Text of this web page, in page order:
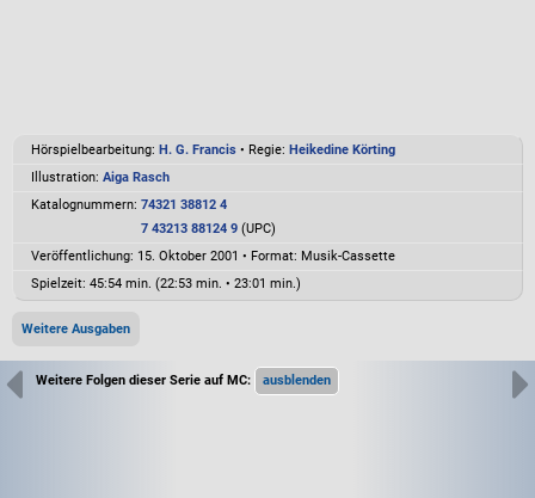
Hörspielbearbeitung: H. G. Francis • Regie: Heikedine Körting
Illustration: Aiga Rasch
Katalognummern: 74321 38812 4
7 43213 88124 9 (UPC)
Veröffentlichung: 15. Oktober 2001 • Format: Musik-Cassette
Spielzeit: 45:54 min. (22:53 min. • 23:01 min.)
Weitere Ausgaben
Weitere Folgen dieser Serie auf MC: